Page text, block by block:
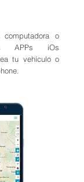
o
APPs iOs
tu vehículo o